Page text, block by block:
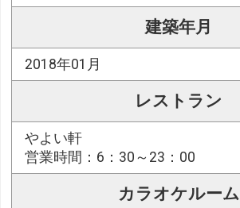
建築年月
2018年01月
レストラン
やよい軒
営業時間：6：30～23：00
カラオケルーム